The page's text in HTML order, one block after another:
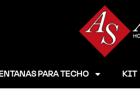
PARA TECHO KIT